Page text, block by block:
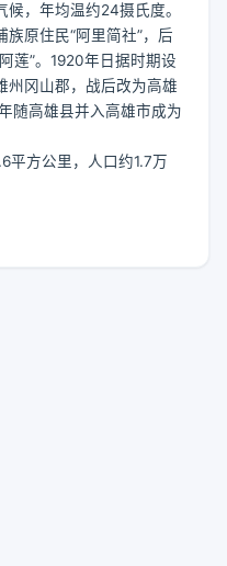
候，年均温约24摄氏度。
族原住民“阿里简社”，后
莲”。1920年日据时期设
州冈山郡，战后改为高雄
随高雄县并入高雄市成为
平方公里，人口约1.7万